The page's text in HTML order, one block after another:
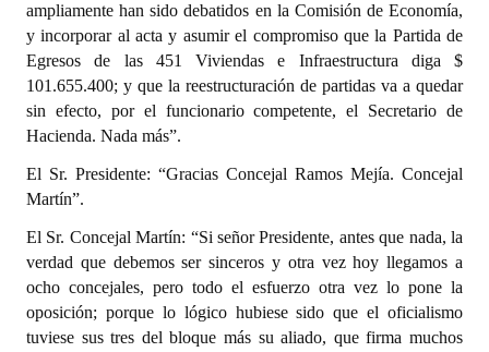
ampliamente han sido debatidos en la Comisión de Economía,
y incorporar al acta y asumir el compromiso que la Partida de
Egresos de las 451 Viviendas e Infraestructura diga $
101.655.400; y que la reestructuración de partidas va a quedar
sin efecto, por el funcionario competente, el Secretario de
Hacienda. Nada más”.
El Sr. Presidente: “Gracias Concejal Ramos Mejía. Concejal
Martín”.
El Sr. Concejal Martín: “Si señor Presidente, antes que nada, la
verdad que debemos ser sinceros y otra vez hoy llegamos a
ocho concejales, pero todo el esfuerzo otra vez lo pone la
oposición; porque lo lógico hubiese sido que el oficialismo
tuviese sus tres del bloque más su aliado, que firma muchos